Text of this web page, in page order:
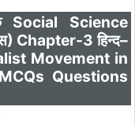
Science
Chapter-3 हिन्द–
Movement in
Questions